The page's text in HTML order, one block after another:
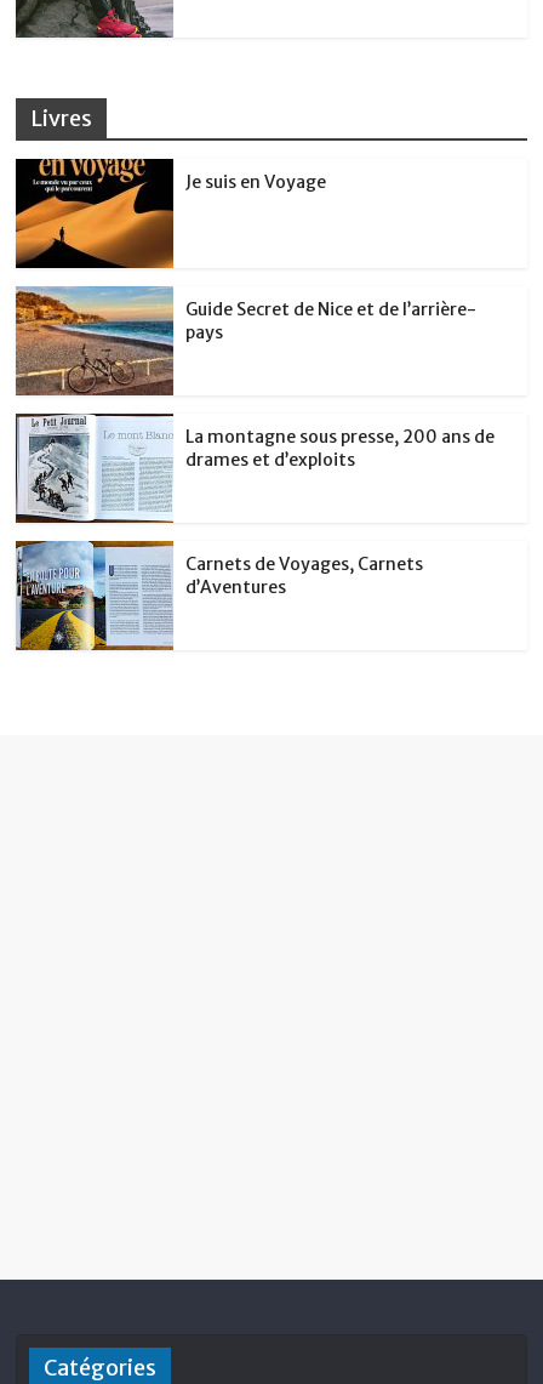
Livres
Je suis en Voyage
Guide Secret de Nice et de l’arrière-
pays
La montagne sous presse, 200 ans de
drames et d’exploits
Carnets de Voyages, Carnets
d’Aventures
Catégories